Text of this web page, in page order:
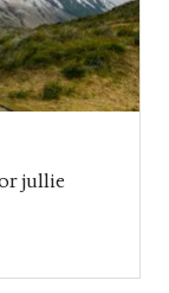
jullie